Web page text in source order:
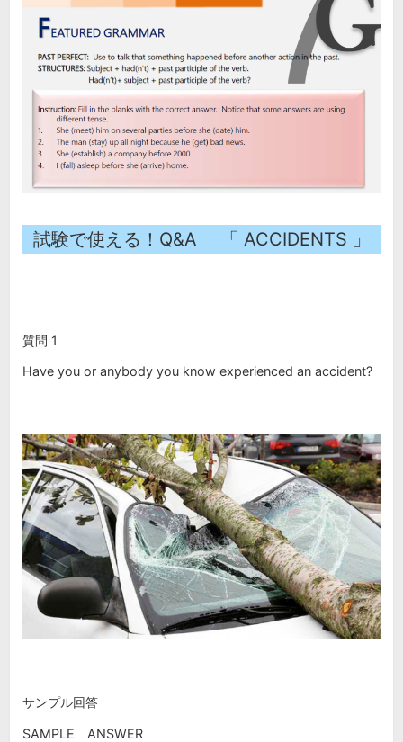
試験で使える！Q&A 「 ACCIDENTS 」
質問 1
Have you or anybody you know experienced an accident?
サンプル回答
SAMPLE ANSWER